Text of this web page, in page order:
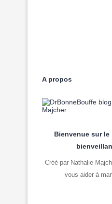
A propos
Bienvenue sur
Créé par Nathalie
vous aider à